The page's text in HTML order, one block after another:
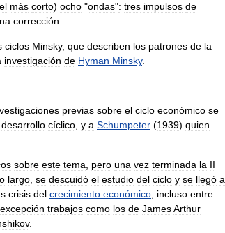
el más corto) ocho "ondas": tres impulsos de
corrección
ciclos Minsky, que describen los patrones de la
investigación de Hyman Minsky.
previas sobre el ciclo económico se
desarrollo cíclico y a Schumpeter (1939) quien
sobre este tema pero una vez terminada la II
largo se descuidó el estudio del ciclo y se llegó a
crisis del crecimiento económico incluso entre
excepción trabajos como los de JamesArthur
.